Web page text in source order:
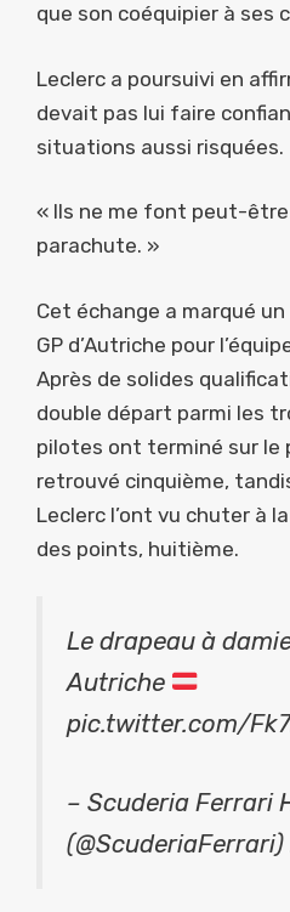
que son coéquipier à ses
Leclerc a poursuivi en
devait pas lui faire
situations aussi risquées.
« Ils ne me font peut-
parachute. »
Cet échange a marqué
GP d’Autriche pour
Après de solides
double départ parmi les
pilotes ont terminé sur le
retrouvé cinquième,
Leclerc l’ont vu chuter à
des points, huitième.
Le drapeau à
Autriche
pic.twitter.com/
– Scuderia Ferrari